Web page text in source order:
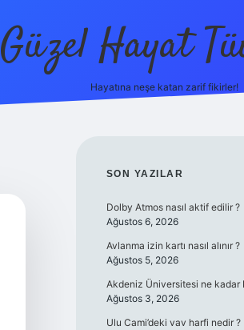
Güzel Hayat
Hayatına neşe katan zarif fikirler!
SIDEBAR
SON YAZILAR
Dolby Atmos nasıl aktif edilir ?
Ağustos 6, 2026
Avlanma izin kartı nasıl alınır ?
Ağustos 5, 2026
Akdeniz Üniversitesi ne kadar
Ağustos 3, 2026
Ulu Cami’deki vav harfi nedir ?